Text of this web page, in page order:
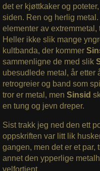
det er kjøttkaker og
siden. Ren og herlig
elementer av extremmetal,
Heller ikke slik mange
kultbanda, der kommer
sammenligne de med slik
ubesudlede metal, år etter
retrogreier og band som
tror er metal, men Sinsid
en tung og jevn dreper.
Sist trakk jeg ned den ett
oppskriften var litt lik
gangen, men det er et par,
annet den ypperlige
velfortjent.